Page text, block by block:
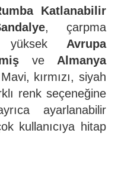
Katlanabilir
, çarpma
Avrupa
ve Almanya
kırmızı, siyah
renk seçeneğine
ayarlanabilir
kullanıcıya hitap